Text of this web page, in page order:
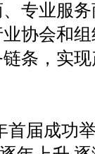
专业服
协会和
条，实
首届成功